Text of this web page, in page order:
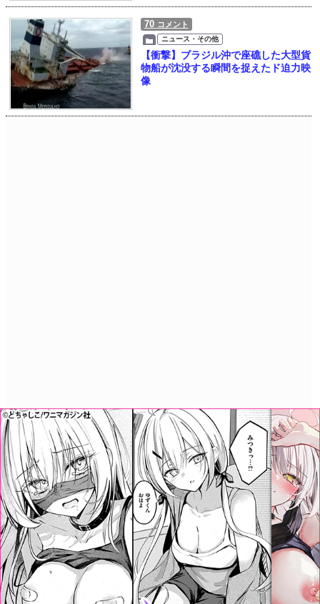
70 コメント
ニュース・その他
【衝撃】ブラジル沖で座礁した大型貨
物船が沈没する瞬間を捉えたド迫力映
像